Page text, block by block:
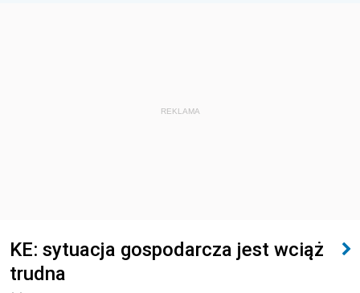
REKLAMA
KE: sytuacja gospodarcza jest wciąż
trudna